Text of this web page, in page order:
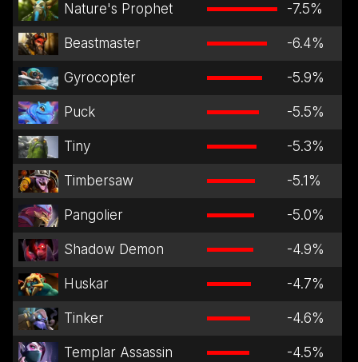
Nature's Prophet -7.5%
Beastmaster -6.4%
Gyrocopter -5.9%
Puck -5.5%
Tiny -5.3%
Timbersaw -5.1 %
Pangolier -5.0%
Shadow Demon -4.9%
Huskar -4.7%
Tinker -4.6%
Templar Assassin -4.5%